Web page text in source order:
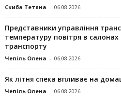
Скиба Тетяна - 06.08.2026
Представники управління
температуру повітря в салонах
транспорту
Чепіль Олена - 06.08.2026
Як літня спека впливає на
Чепіль Олена - 06.08.2026